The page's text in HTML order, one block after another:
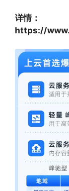
详情：
https://